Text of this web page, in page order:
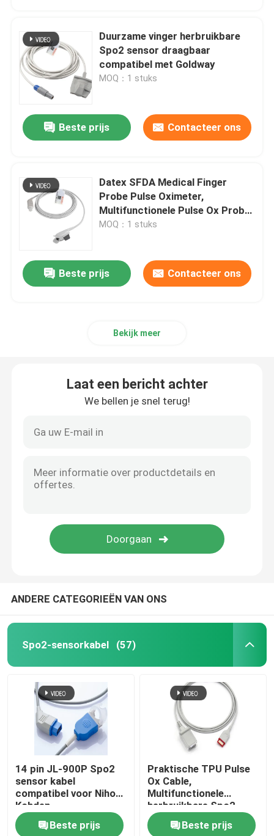
Duurzame vinger herbruikbare
Spo2 sensor draagbaar
compatibel met Goldway
MOQ：1 stuks
Beste prijs Contacteer ons
Datex SFDA Medical Finger
Probe Pulse Oximeter,
Multifunctionele Pulse Ox Probe
Wrap
MOQ：1 stuks
Beste prijs Contacteer ons
Bekijk meer
Laat een bericht achter
We bellen je snel terug!
ANDERE CATEGORIEËN VAN ONS
Spo2-sensorkabel (57)
14 pin JL-900P Spo2
sensor kabel
compatibel voor Nihon
Kohden
Beste prijs
Praktische TPU Pulse
Ox Cable,
Multifunctionele
herbruikbare Spo2
sensoren
Beste prijs